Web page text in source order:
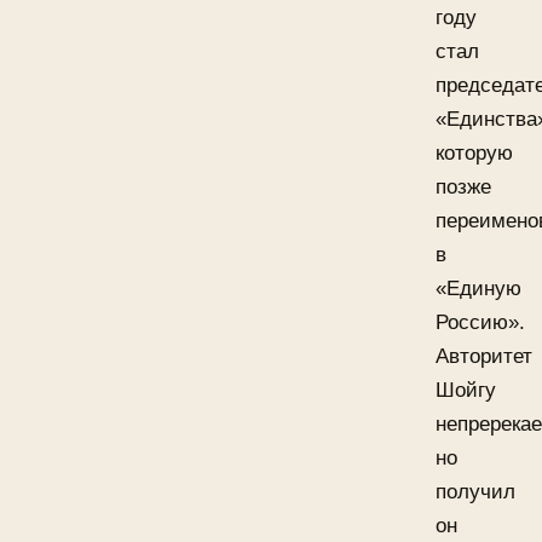
году
стал
которую
позже
в
«Единую
Россию».
Авторитет
Шойгу
но
получил
он